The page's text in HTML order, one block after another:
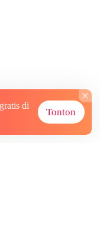
di
Tonton